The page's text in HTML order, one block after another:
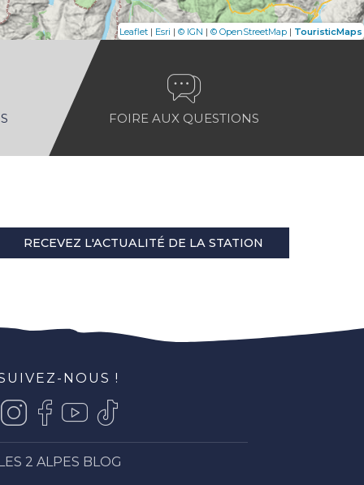
Leaflet | Esri | © IGN | © OpenStreetMap | TouristicMaps
FOIRE AUX QUESTIONS
RECEVEZ L'ACTUALITÉ DE LA STATION
NOUS !
2 ALPES BLOG